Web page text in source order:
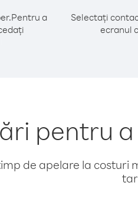
Pentru a
Selectați
ecranul
pentru
de apelare la costuri